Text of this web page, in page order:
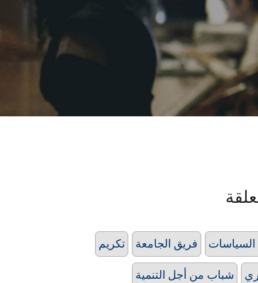
تكريم فريق الجامعة السياسات
شباب من أجل التنمية